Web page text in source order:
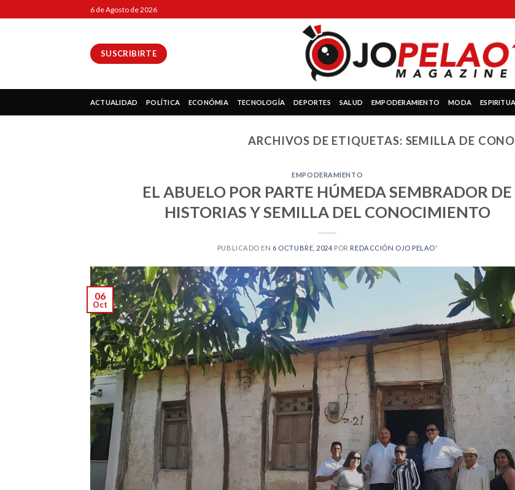
to
6 de Agosto de 2026
SUSCRIBIRTE
ACTUALIDAD POLÍTICA ECONÓMIA TECNOLOGÍA DEPORTES SALUD EMPODERAMIENTO MODA
ARCHIVOS DE ETIQUETAS: SEMILLA DE
EMPODERAMIENTO
EL ABUELO POR PARTE HÚMEDA SEMBRADOR DE
HISTORIAS Y SEMILLA DEL CONOCIMIENTO
PUBLICADO EN 6 OCTUBRE, 2024 POR REDACCIÓN OJO PELAO'
06
Oct